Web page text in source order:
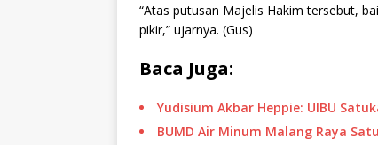
“Atas putusan Majelis Hakim tersebut,
pikir,” ujarnya. (Gus)
Baca Juga:
Yudisium Akbar Heppie: UIBU
BUMD Air Minum Malang Raya